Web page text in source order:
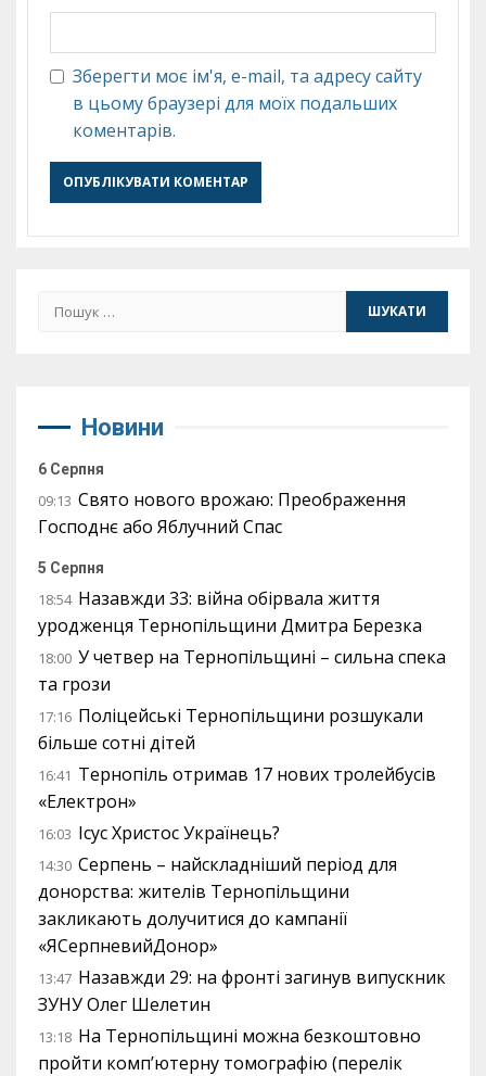
Зберегти моє ім'я, e-mail, та адресу сайту
в цьому браузері для моїх подальших
коментарів.
Пошук:
Новини
6 Серпня
09:13 Свято нового врожаю: Преображення
Господнє або Яблучний Спас
5 Серпня
18:54 Назавжди 33: війна обірвала життя
уродженця Тернопільщини Дмитра Березка
18:00 У четвер на Тернопільщині – сильна спека
та грози
17:16 Поліцейські Тернопільщини розшукали
більше сотні дітей
16:41 Тернопіль отримав 17 нових тролейбусів
«Електрон»
16:03 Ісус Христос Українець?
14:30 Серпень – найскладніший період для
донорства: жителів Тернопільщини
закликають долучитися до кампанії
«ЯСерпневийДонор»
13:47 Назавжди 29: на фронті загинув випускник
ЗУНУ Олег Шелетин
13:18 На Тернопільщині можна безкоштовно
пройти комп’ютерну томографію (перелік